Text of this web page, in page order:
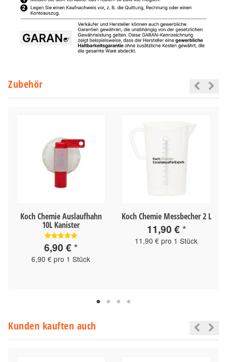
Zubehör
Koch Chemie Auslaufhahn
10L Kanister
6,90 €*
6,90 € pro 1 Stück
Koch Chemie Messbecher 2 L
11,90 €*
11,90 € pro 1 Stück
Kunden kauften auch